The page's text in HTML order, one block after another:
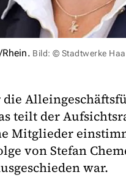
Bild: © Stadtwerke
teilt der
Mitglieder
von Stefan
war.